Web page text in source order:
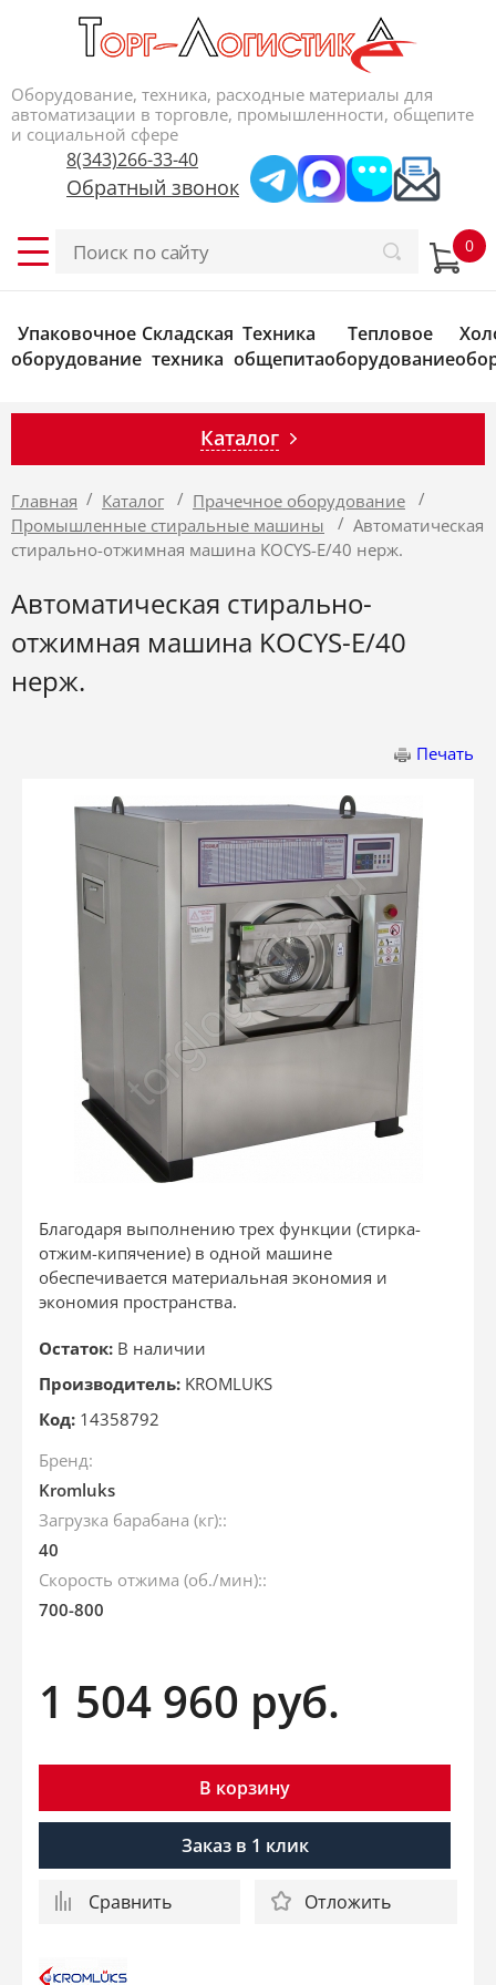
Оборудование, техника, расходные материалы для
автоматизации в торговле, промышленности, общепите
и социальной сфере
8(343)266-33-40
Обратный звонок
Упаковочное
оборудование
Складская
техника
Техника
общепита
Тепловое
оборудование
Каталог
Главная / Каталог / Прачечное оборудование /
Промышленные стиральные машины
/ Автоматическая
стирально-отжимная машина KOCYS-E/40 нерж.
Автоматическая стирально-
отжимная машина KOCYS-E/40
нерж.
Печать
Благодаря выполнению трех функции (стирка-
отжим-кипячение) в одной машине
обеспечивается материальная экономия и
экономия пространства.
Остаток: В наличии
Производитель: KROMLUKS
Код: 14358792
Бренд:
Kromluks
Загрузка барабана (кг)::
40
Скорость отжима (об./мин)::
700-800
1 504 960 руб.
В корзину
Заказ в 1 клик
Сравнить Отложить